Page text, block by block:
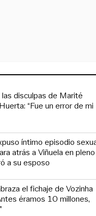
disculpas de Marité
“Fue un error de mi
íntimo episodio
atrás a Viñuela en pleno
a su esposo
el fichaje de Vozinha
éramos 10 millones,